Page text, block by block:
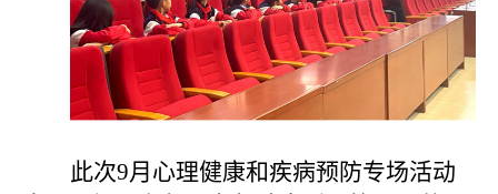
此次9月心理健康和疾病预防专场活动